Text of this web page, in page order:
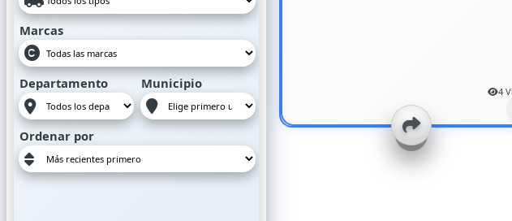
Marcas
Departamento Municipio
Ordenar por
4